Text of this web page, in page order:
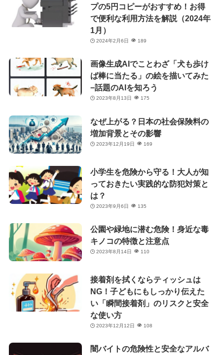
プの5円コピーがおすすめ！お得
で便利な利用方法を解説（2024年
1月）
2024年2月6日 189
画像生成AIでことわざ「犬も歩け
ば棒に当たる」の絵を描いてみた
−話題のAIを知ろう
2023年8月13日 175
なぜ上がる？日本の社会保険料の
増加背景とその影響
2023年12月19日 169
小学生を危険から守る！大人が知
っておきたい実践的な防犯対策と
は？
2023年9月6日 135
公園や緑地に潜む危険！身近な毒
キノコの特徴と注意点
2023年8月14日 110
接着剤を拭くならティッシュは
NG！子どもにもしっかり伝えた
い「瞬間接着剤」のリスクと安全
な使い方
2023年12月12日 108
闇バイトの危険性と安全なアルバ